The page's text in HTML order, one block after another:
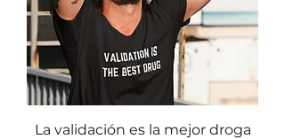
La validación es la mejor droga